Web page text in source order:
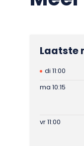
Laatste
di 11:00
ma 10:15
vr 11:00